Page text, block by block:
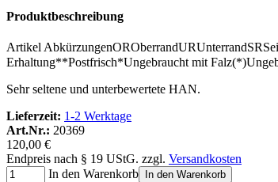
Produktbeschreibung
Artikel AbkürzungenOROberrandURUnterrandSR
Erhaltung**Postfrisch*Ungebraucht mit Falz(*)
Sehr seltene und unterbewertete HAN.
Lieferzeit: 1-2 Werktage
Art.Nr.: 20369
120,00 €
Endpreis nach § 19 UStG. zzgl. Versandkosten
In den Warenkorb
In den Warenkorb